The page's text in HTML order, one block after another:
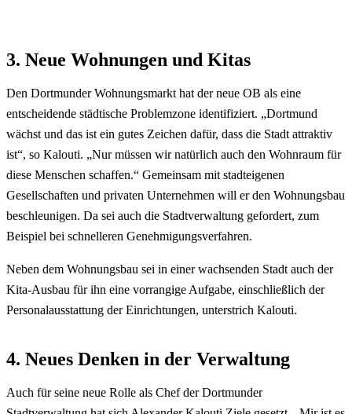
3. Neue Wohnungen und Kitas
Den Dortmunder Wohnungsmarkt hat der neue OB als eine
entscheidende städtische Problemzone identifiziert. „Dortmund
wächst und das ist ein gutes Zeichen dafür, dass die Stadt attraktiv
ist“, so Kalouti. „Nur müssen wir natürlich auch den Wohnraum für
diese Menschen schaffen.“ Gemeinsam mit stadteigenen
Gesellschaften und privaten Unternehmen will er den Wohnungsbau
beschleunigen. Da sei auch die Stadtverwaltung gefordert, zum
Beispiel bei schnelleren Genehmigungsverfahren.
Neben dem Wohnungsbau sei in einer wachsenden Stadt auch der
Kita-Ausbau für ihn eine vorrangige Aufgabe, einschließlich der
Personalausstattung der Einrichtungen, unterstrich Kalouti.
4. Neues Denken in der Verwaltung
Auch für seine neue Rolle als Chef der Dortmunder